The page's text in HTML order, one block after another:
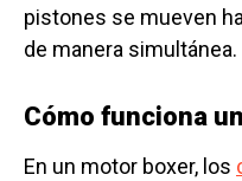
pistones se mueven
de manera simultánea.
Cómo funciona
En un motor boxer, los